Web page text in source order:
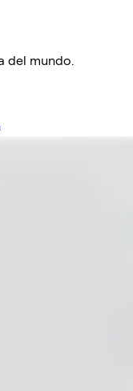
del mundo.